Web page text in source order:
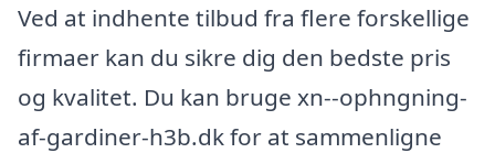
Ved at indhente tilbud fra flere forskellige
firmaer kan du sikre dig den bedste pris
og kvalitet. Du kan bruge xn--ophngning-
af-gardiner-h3b.dk for at sammenligne